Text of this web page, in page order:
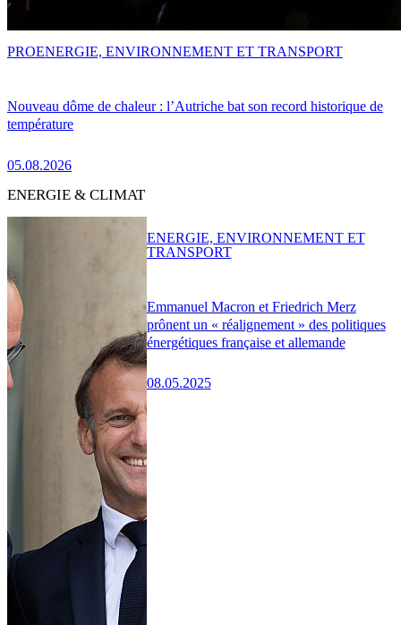
Nouveau dôme de chaleur : l’Autriche bat son record historique de
température
05.08.2026
PROENERGIE, ENVIRONNEMENT ET TRANSPORT
ENERGIE & CLIMAT
Emmanuel Macron et Friedrich Merz
prônent un « réalignement » des politiques
énergétiques française et allemande
08.05.2025
ENERGIE, ENVIRONNEMENT ET
TRANSPORT